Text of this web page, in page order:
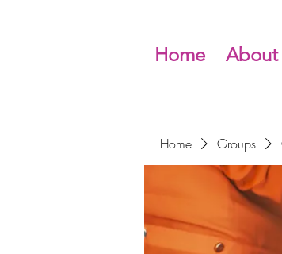
Home About
Home Groups